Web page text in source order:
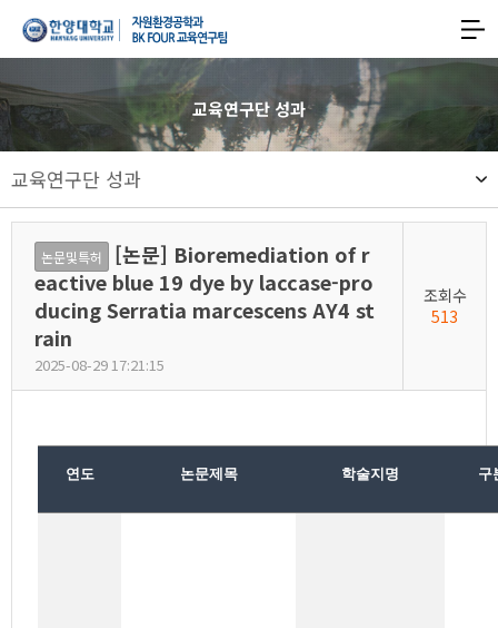
한양대학교한양대학교
공과대학
자원환경공학과
기후변화대응형
친환경에너지자원
스마트개발
글로벌리더
양성
교육연구팀
사이트맵
교육연구단 성과
교육연구단 성과
논문및특허
[논문] Bioremediation of r
eactive blue 19 dye by laccase-pro
ducing Serratia marcescens AY4 st
rain
2025-08-29 17:21:15
조회수
513
연도 논문제목 학술지명 구